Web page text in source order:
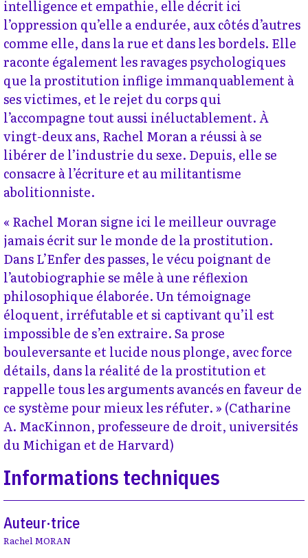
intelligence et empathie, elle décrit ici
l’oppression qu’elle a endurée, aux côtés d’autres
comme elle, dans la rue et dans les bordels. Elle
raconte également les ravages psychologiques
que la prostitution inflige immanquablement à
ses victimes, et le rejet du corps qui
l’accompagne tout aussi inéluctablement. À
vingt-deux ans, Rachel Moran a réussi à se
libérer de l’industrie du sexe. Depuis, elle se
consacre à l’écriture et au militantisme
abolitionniste.
« Rachel Moran signe ici le meilleur ouvrage
jamais écrit sur le monde de la prostitution.
Dans L’Enfer des passes, le vécu poignant de
l’autobiographie se mêle à une réflexion
philosophique élaborée. Un témoignage
éloquent, irréfutable et si captivant qu’il est
impossible de s’en extraire. Sa prose
bouleversante et lucide nous plonge, avec force
détails, dans la réalité de la prostitution et
rappelle tous les arguments avancés en faveur de
ce système pour mieux les réfuter. » (Catharine
A. MacKinnon, professeure de droit, universités
du Michigan et de Harvard)
Informations techniques
Auteur·trice
Rachel MORAN